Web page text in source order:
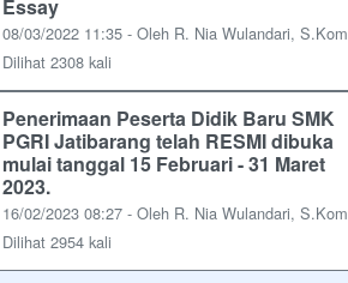
Essay
08/03/2022 11:35 - Oleh R. Nia Wulandari,
Dilihat 2308 kali
Penerimaan Peserta Didik Baru SMK
PGRI Jatibarang telah RESMI dibuka
mulai tanggal 15 Februari - 31 Maret
2023.
16/02/2023 08:27 - Oleh R. Nia Wulandari,
Dilihat 2954 kali